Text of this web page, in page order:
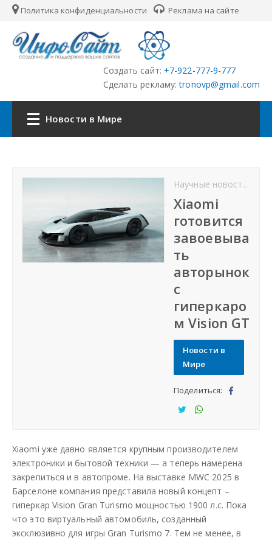
Политика конфиденциальности Реклама на сайте
Создать сайт: +7-922-777-9-777
Сделать рекламу: tronovp@gmail.com
Новости в Мире
Городские сайты
Партнёры
Научные новости
Xiaomi
готовится
завоевыва
ть
авторынок
с
гиперкаро
м Vision GT
Новости в
Мире
Поделиться:
я
тьс
я
тьс
я
Xiaomi уже давно является крупным производителем
электроники и бытовой техники — а теперь намерена
закрепиться и в автопроме. На выставке MWC 2025 в
Барселоне компания представила новый концепт –
гиперкар Vision Gran Turismo мощностью 1900 л.с. Пока
что это виртуальный автомобиль, созданный
эксклюзивно для игры Gran Turismo 7. Тем не менее, в